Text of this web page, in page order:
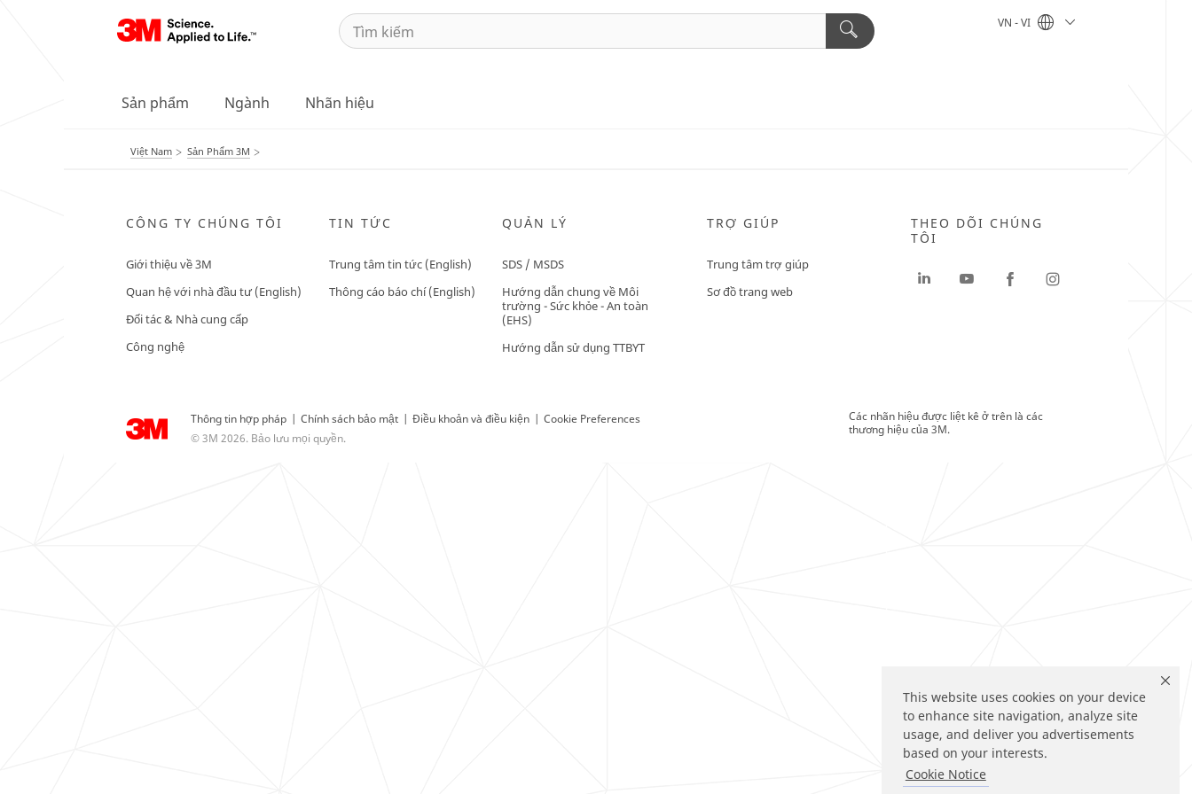
This website uses cookies on your device
to enhance site navigation, analyze site
usage, and deliver you advertisements
based on your interests.
Cookie Notice
VN - VI
Sản phẩm Ngành Nhãn hiệu
Việt Nam Sản Phẩm 3M
CÔNG TY CHÚNG TÔI
Giới thiệu về 3M
Quan hệ với nhà đầu tư (English)
Đối tác & Nhà cung cấp
Công nghệ
TIN TỨC
Trung tâm tin tức (English)
Thông cáo báo chí (English)
QUẢN LÝ
SDS / MSDS
Hướng dẫn chung về Môi
trường - Sức khỏe - An toàn
(EHS)
Hướng dẫn sử dụng TTBYT
TRỢ GIÚP
Trung tâm trợ giúp
Sơ đồ trang web
Thông tin hợp pháp | Chính sách bảo mật | Điều khoản và điều kiện | Cookie Preferences
© 3M 2026. Bảo lưu mọi quyền.
THEO DÕI CHÚNG
TÔI
Các nhãn hiệu được liệt kê ở trên là các
thương hiệu của 3M.